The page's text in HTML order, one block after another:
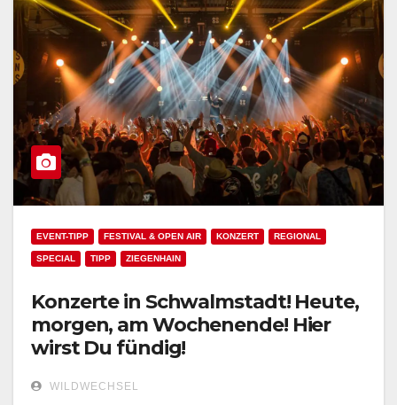
EVENT-TIPP FESTIVAL & OPEN AIR KONZERT REGIONAL
SPECIAL TIPP ZIEGENHAIN
Konzerte in Schwalmstadt! Heute,
morgen, am Wochenende! Hier
wirst Du fündig!
WILDWECHSEL